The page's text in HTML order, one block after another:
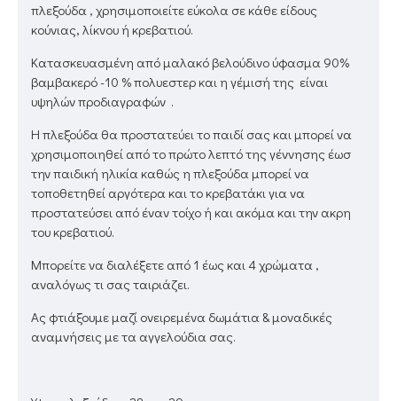
πλεξούδα , χρησιμοποιείτε εύκολα σε κάθε είδους
κούνιας, λίκνου ή κρεβατιού.
Κατασκευασμένη από μαλακό βελούδινο ύφασμα 90%
βαμβακερό -10 % πολυεστερ και η γέμισή της είναι
υψηλών προδιαγραφών .
Η πλεξούδα θα προστατεύει το παιδί σας και μπορεί να
χρησιμοποιηθεί από το πρώτο λεπτό της γέννησης έωσ
την παιδική ηλικία καθώς η πλεξούδα μπορεί να
τοποθετηθεί αργότερα και το κρεβατάκι για να
προστατεύσει από έναν τοίχο ή και ακόμα και την ακρη
του κρεβατιού.
Μπορείτε να διαλέξετε από 1 έως και 4 χρώματα ,
αναλόγως τι σας ταιριάζει.
Aς φτιάξουμε μαζί ονειρεμένα δωμάτια & μοναδικές
αναμνήσεις με τα αγγελούδια σας.